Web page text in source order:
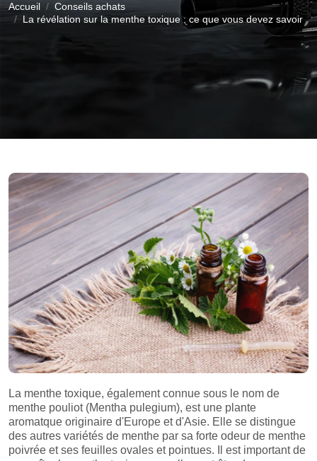
Accueil
Conseils achats
La révélation sur la menthe toxique : ce que vous devez savoir
La menthe toxique, également connue sous le nom de
menthe pouliot (Mentha pulegium), est une plante
aromatque originaire d'Europe et d'Asie. Elle se distingue
des autres variétés de menthe par sa forte odeur de menthe
poivrée et ses feuilles ovales et pointues. Il est important de